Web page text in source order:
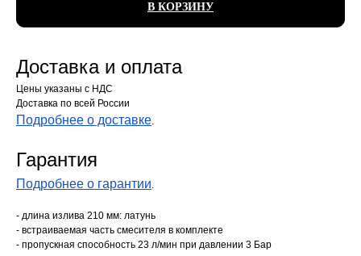
В КОРЗИНУ
Доставка и оплата
Цены указаны с НДС
Доставка по всей России
Подробнее о доставке.
Гарантия
Подробнее о гарантии.
- длина излива 210 мм: латунь
- встраиваемая часть смесителя в комплекте
- пропускная способность 23 л/мин при давлении 3 Бар